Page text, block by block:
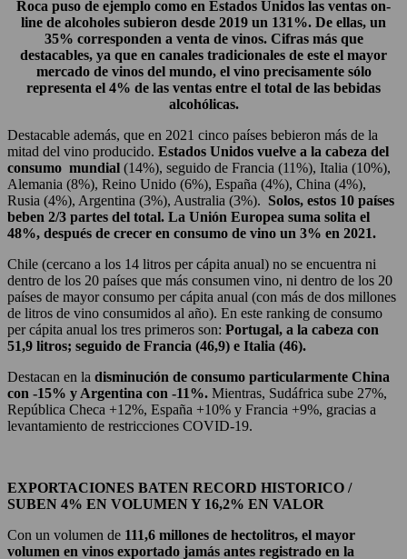
Roca puso de ejemplo como en Estados Unidos las ventas on-
line de alcoholes subieron desde 2019 un 131%. De ellas, un
35% corresponden a venta de vinos. Cifras más que
destacables, ya que en canales tradicionales de este el mayor
mercado de vinos del mundo, el vino precisamente sólo
representa el 4% de las ventas entre el total de las bebidas
alcohólicas.
Destacable además, que en 2021 cinco países bebieron más de la
mitad del vino producido. Estados Unidos vuelve a la cabeza del
consumo mundial (14%), seguido de Francia (11%), Italia (10%),
Alemania (8%), Reino Unido (6%), España (4%), China (4%),
Rusia (4%), Argentina (3%), Australia (3%). Solos, estos 10 países
beben 2/3 partes del total. La Unión Europea suma solita el
48%, después de crecer en consumo de vino un 3% en 2021.
Chile (cercano a los 14 litros per cápita anual) no se encuentra ni
dentro de los 20 países que más consumen vino, ni dentro de los 20
países de mayor consumo per cápita anual (con más de dos millones
de litros de vino consumidos al año). En este ranking de consumo
per cápita anual los tres primeros son: Portugal, a la cabeza con
51,9 litros; seguido de Francia (46,9) e Italia (46).
Destacan en la disminución de consumo particularmente China
con -15% y Argentina con -11%. Mientras, Sudáfrica sube 27%,
República Checa +12%, España +10% y Francia +9%, gracias a
levantamiento de restricciones COVID-19.
EXPORTACIONES BATEN RECORD HISTORICO /
SUBEN 4% EN VOLUMEN Y 16,2% EN VALOR
Con un volumen de 111,6 millones de hectolitros, el mayor
volumen en vinos exportado jamás antes registrado en la